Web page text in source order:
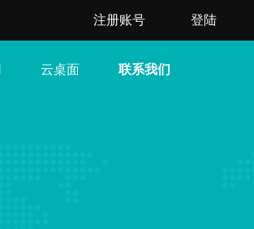
注册账号 登陆
云桌面 联系我们